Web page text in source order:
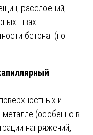
расслоений,
швах.
бетона (по
и
(особенно в
напряжений,